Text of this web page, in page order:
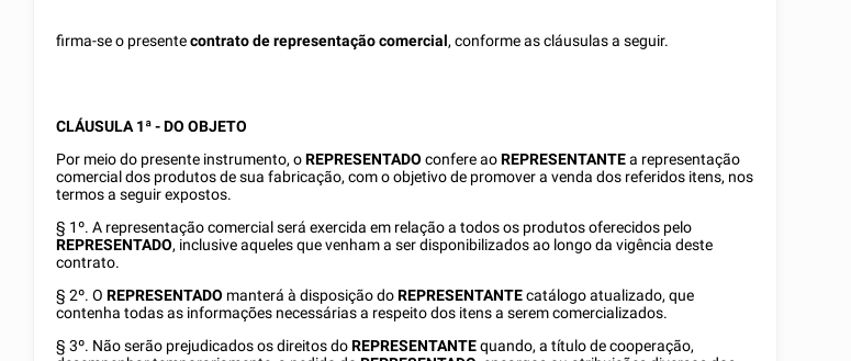
firma-se o presentecontrato de representação comercial, conforme as cláusulas a seguir.
CLÁUSULA 1ª - DO OBJETO
Por meio do presente instrumento, oREPRESENTADO confere aoREPRESENTANTEa representação
comercial dos produtos de sua fabricação, com o objetivo de promover a venda dos referidos itens, nos
termos a seguir expostos.
§ 1º. A representação comercial será exercida em relação a todos os produtos oferecidos pelo
REPRESENTADO, inclusive aqueles que venham a ser disponibilizados ao longo da vigência deste
contrato.
§ 2º. O REPRESENTADO manterá à disposição doREPRESENTANTEcatálogo atualizado, que
contenha todas as informações necessárias a respeito dos itens a serem comercializados.
§ 3º. Não serão prejudicados os direitos doREPRESENTANTEquando, a título de cooperação,